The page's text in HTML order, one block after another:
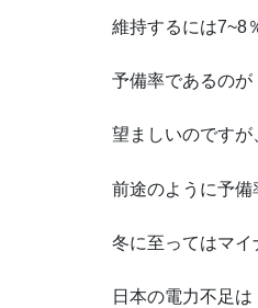
維持するには7~8
予備率であるのが
望ましいのですが
前途のように予備
冬に至ってはマイ
日本の電力不足は